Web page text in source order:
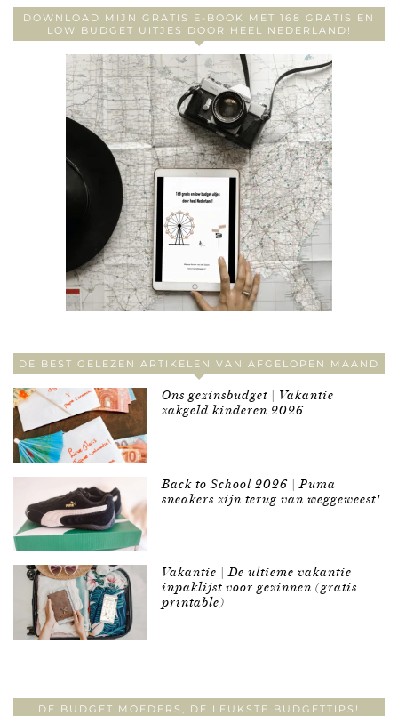
DOWNLOAD MIJN GRATIS E-BOOK MET 168 GRATIS EN
LOW BUDGET UITJES DOOR HEEL NEDERLAND!
DE BEST GELEZEN ARTIKELEN VAN AFGELOPEN MAAND
Ons gezinsbudget | Vakantie
zakgeld kinderen 2026
Back to School 2026 | Puma
sneakers zijn terug van weggeweest!
Vakantie | De ultieme vakantie
inpaklijst voor gezinnen (gratis
printable)
DE BUDGET MOEDERS, DE LEUKSTE BUDGETTIPS!